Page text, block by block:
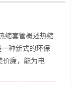
缩套管概述热缩
种新式的环保
价廉，能为电